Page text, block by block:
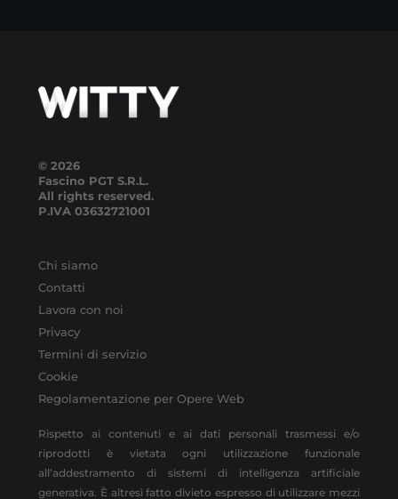
© 2026
Fascino PGT S.R.L.
All rights reserved.
P.IVA 03632721001
Chi siamo
Contatti
Lavora con noi
Privacy
Termini di servizio
Cookie
Regolamentazione per Opere Web
Rispetto ai contenuti e ai dati personali trasmessi e/o
riprodotti è vietata ogni utilizzazione funzionale
all’addestramento di sistemi di intelligenza artificiale
generativa. È altresì fatto divieto espresso di utilizzare mezzi